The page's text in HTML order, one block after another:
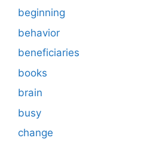
beginning
behavior
beneficiaries
books
brain
busy
change